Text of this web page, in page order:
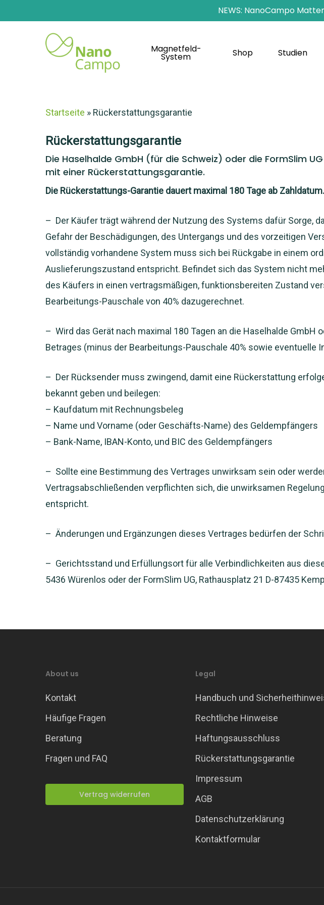
NEWS: NanoCampo
Magnetfeld-
System Shop Studien
Startseite » Rückerstattungsgarantie
Rückerstattungsgarantie
Die Haselhalde GmbH (für die Schweiz) oder die FormSlim
mit einer Rückerstattungsgarantie.
Die Rückerstattungs-Garantie dauert maximal 180 Tage ab Zahldatum.
– Der Käufer trägt während der Nutzung des Systems dafür Sorge,
Gefahr der Beschädigungen, des Untergangs und des vorzeitigen
vollständig vorhandene System muss sich bei Rückgabe in einem
Auslieferungszustand entspricht. Befindet sich das System nicht
des Käufers in einen vertragsmäßigen, funktionsbereiten Zustand
Bearbeitungs-Pauschale von 40% dazugerechnet.
– Wird das Gerät nach maximal 180 Tagen an die Haselhalde GmbH
Betrages (minus der Bearbeitungs-Pauschale 40% sowie
– Der Rücksender muss zwingend, damit eine Rückerstattung
bekannt geben und beilegen:
– Kaufdatum mit Rechnungsbeleg
– Name und Vorname (oder Geschäfts-Name) des Geldempfängers
– Bank-Name, IBAN-Konto, und BIC des Geldempfängers
– Sollte eine Bestimmung des Vertrages unwirksam sein oder
Vertragsabschließenden verpflichten sich, die unwirksamen
entspricht.
– Änderungen und Ergänzungen dieses Vertrages bedürfen der
– Gerichtsstand und Erfüllungsort für alle Verbindlichkeiten aus
5436 Würenlos oder der FormSlim UG, Rathausplatz 21 D-87435
About us
Kontakt
Häufige Fragen
Beratung
Fragen und FAQ
Vertrag widerrufen
Legal
Handbuch und
Rechtliche Hinweise
Haftungsausschluss
Rückerstattungsgarantie
Impressum
AGB
Datenschutzerklärung
Kontaktformular